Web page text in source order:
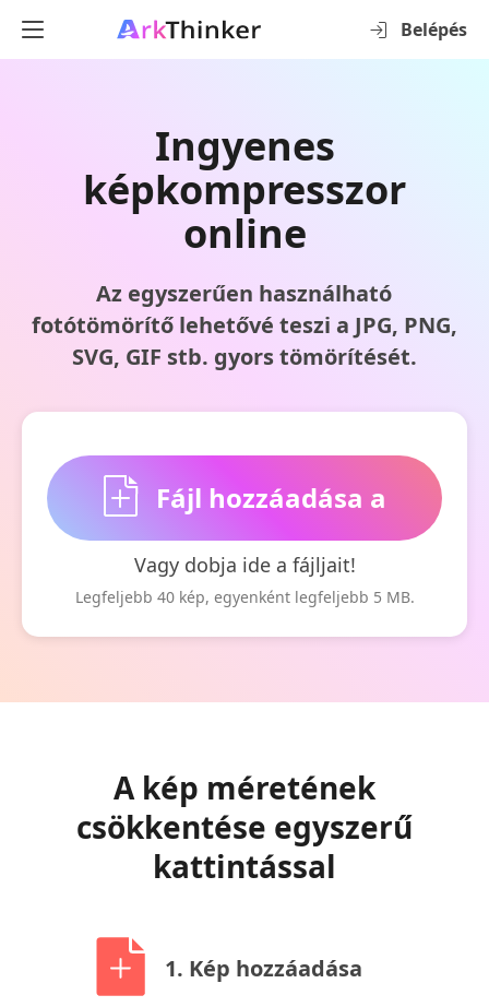
Belépés
Ingyenes
képkompresszor
online
Az egyszerűen használható
fotótömörítő lehetővé teszi a JPG, PNG,
SVG, GIF stb. gyors tömörítését.
Fájl hozzáadása a
kezdéshez
Vagy dobja ide a fájljait!
Legfeljebb 40 kép, egyenként legfeljebb 5 MB.
A kép méretének
csökkentése egyszerű
kattintással
1. Kép hozzáadása